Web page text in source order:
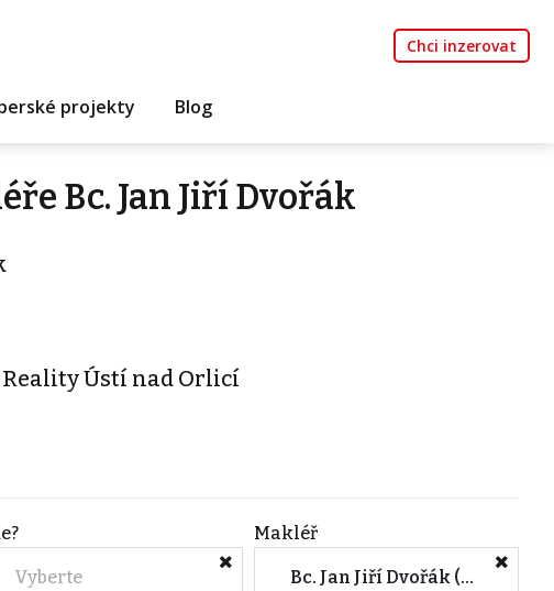
Chci inzerovat
projekty Blog
Bc. Jan Jiří Dvořák
Reality Ústí nad Orlicí
Vyberte
Makléř
Bc. Jan Jiří Dvořák (CENTURY 21 4fin Reality Ústí nad Orlicí)